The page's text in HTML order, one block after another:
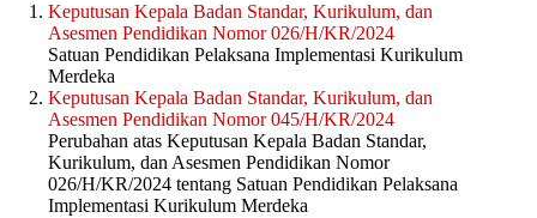
Keputusan Kepala Badan Standar, Kurikulum, dan
Asesmen Pendidikan Nomor 026/H/KR/2024
Satuan Pendidikan Pelaksana Implementasi Kurikulum
Merdeka
Keputusan Kepala Badan Standar, Kurikulum, dan
Asesmen Pendidikan Nomor 045/H/KR/2024
Perubahan atas Keputusan Kepala Badan Standar,
Kurikulum, dan Asesmen Pendidikan Nomor
026/H/KR/2024 tentang Satuan Pendidikan Pelaksana
Implementasi Kurikulum Merdeka